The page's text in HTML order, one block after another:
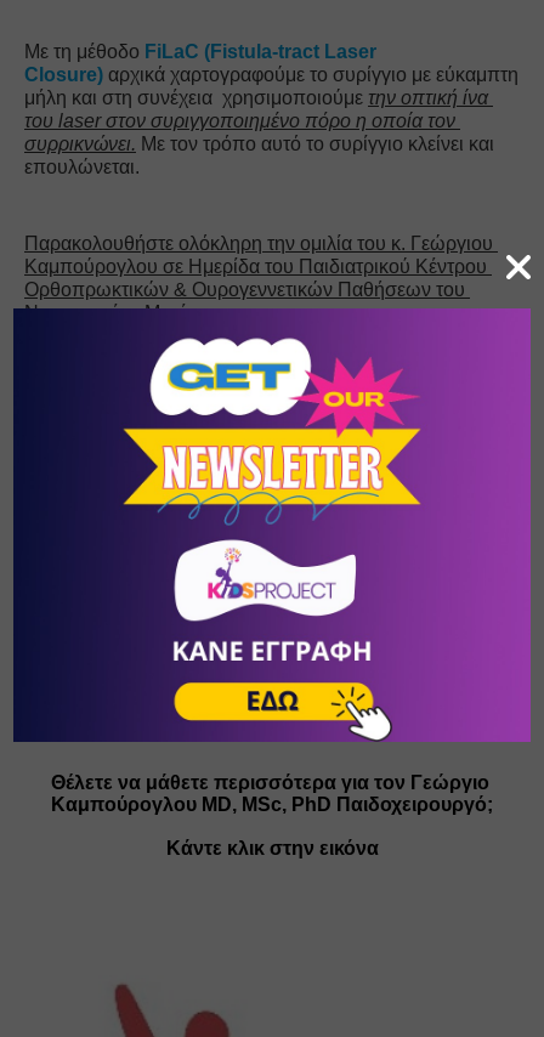
Με τη μέθοδο FiLaC (Fistula-tract Laser
Closure) αρχικά χαρτογραφούμε το συρίγγιο με εύκαμπτη
μήλη και στη συνέχεια  χρησιμοποιούμε την οπτική ίνα
του laser στον συριγγοποιημένο πόρο η οποία τον
συρρικνώνει. Με τον τρόπο αυτό το συρίγγιο κλείνει και
επουλώνεται.
Παρακολουθήστε ολόκληρη την ομιλία του κ. Γεώργιου
Καμπούρογλου σε Ημερίδα του Παιδιατρικού Κέντρου
Ορθοπρωκτικών & Ουρογεννετικών Παθήσεων του
Νοσοκομείου Μητέρα:
Θέλετε να μάθετε περισσότερα για τον Γεώργιο
Καμπούρογλου MD, MSc, PhD Παιδοχειρουργό;
Κάντε κλικ στην εικόνα